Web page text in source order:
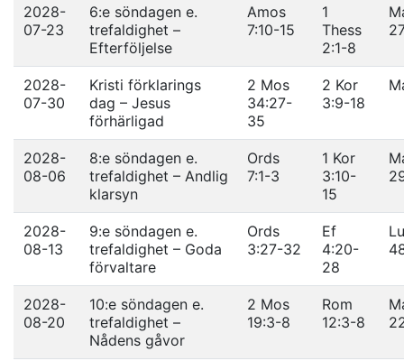
2028-
07-23
6:e söndagen e.
trefaldighet –
Efterföljelse
Amos
7:10-15
1
Thess
2:1-8
2028-
07-30
Kristi förklarings
dag – Jesus
förhärligad
2 Mos
34:27-
35
2 Kor
3:9-18
2028-
08-06
8:e söndagen e.
trefaldighet – Andlig
klarsyn
Ords
7:1-3
1 Kor
3:10-
15
2028-
08-13
9:e söndagen e.
trefaldighet – Goda
förvaltare
Ords
3:27-32
Ef
4:20-
28
2028-
08-20
10:e söndagen e.
trefaldighet –
Nådens gåvor
2 Mos
19:3-8
Rom
12:3-8